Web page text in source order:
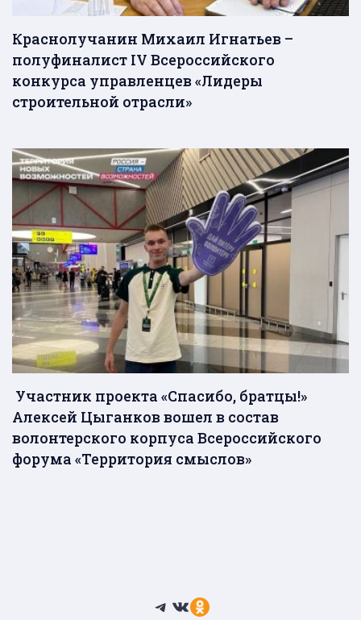
Краснолучанин Михаил Игнатьев –
полуфиналист IV Всероссийского
конкурса управленцев «Лидеры
строительной отрасли»
Участник проекта «Спасибо, братцы!»
Алексей Цыганков вошел в состав
волонтерского корпуса Всероссийского
форума «Территория смыслов»
Telegram
ВКонтакте
Ссылка